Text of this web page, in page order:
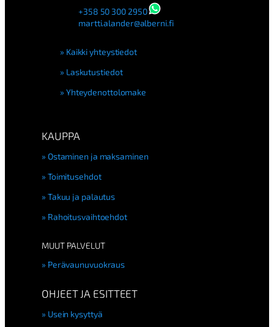
+358 50 300 2950
martti.alander@alberni.fi
Kaikki yhteystiedot
Laskutustiedot
Yhteydenottolomake
KAUPPA
Ostaminen ja maksaminen
Toimitusehdot
Takuu ja palautus
Rahoitusvaihtoehdot
MUUT PALVELUT
Perävaunuvuokraus
OHJEET JA ESITTEET
Usein kysyttyä